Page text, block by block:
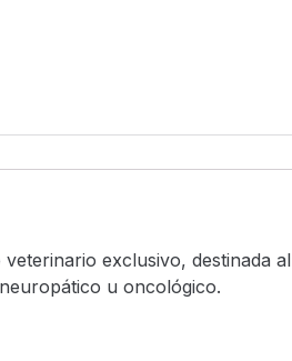
exclusivo, destinada al
u oncológico.